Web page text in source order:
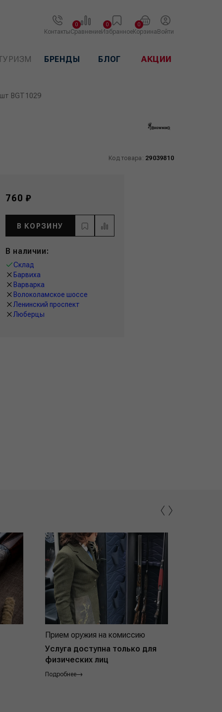
КонтактыСравнение
0
Избранное
0
Корзина
0
Войти
БРЕНДЫ БЛОГ АКЦИИ
BGT1029
Код товара: 29039810
760 ₽
В КОРЗИНУ
В наличии:
Склад
Барвиха
Варварка
Волоколамское шоссе
Ленинский проспект
Люберцы
Прием оружия на комиссию
Услуга доступна только для
физических лиц
Подробнее
‹›